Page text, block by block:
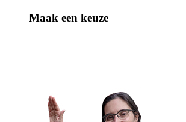
Maak een keuze